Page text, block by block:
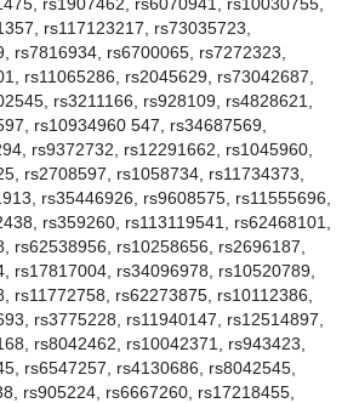
rs117123217, rs73035723,
rs7816934, rs6700065, rs7272323,
rs11065286, rs2045629, rs73042687,
rs3211166, rs928109, rs4828621,
rs10934960 547, rs34687569,
rs9372732, rs12291662, rs1045960,
rs2708597, rs1058734, rs11734373,
rs35446926, rs9608575, rs11555696,
rs359260, rs113119541, rs62468101,
rs62538956, rs10258656, rs2696187,
rs17817004, rs34096978, rs10520789,
rs11772758, rs62273875, rs10112386,
rs3775228, rs11940147, rs12514897,
rs8042462, rs10042371, rs943423,
rs6547257, rs4130686, rs8042545,
rs905224, rs6667260, rs17218455,